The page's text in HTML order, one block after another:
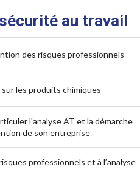
au travail
des risques professionnels
les produits chimiques
l'analyse AT et la démarche
de son entreprise
professionnels et à l’analyse